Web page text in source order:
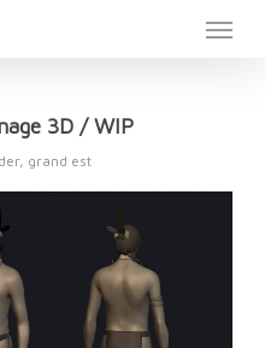
3D / WIP
, grand est